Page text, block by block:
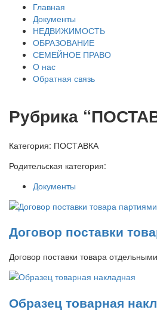
Главная
Документы
НЕДВИЖИМОСТЬ
ОБРАЗОВАНИЕ
СЕМЕЙНОЕ ПРАВО
О нас
Обратная связь
Рубрика
Категория: ПОСТАВКА
Родительская категория:
Документы
Договор поставки
Договор поставки товара
Образец товарная